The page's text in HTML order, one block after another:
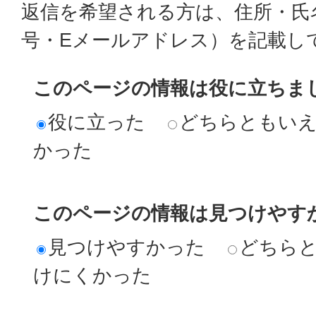
返信を希望される方は、住所・
号・Eメールアドレス）を記載し
このページの情報は役に立ちま
役に立った
どちらともい
かった
このページの情報は見つけやす
見つけやすかった
どちら
けにくかった